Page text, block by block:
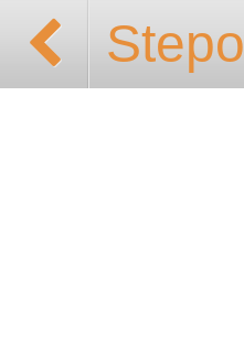
Stepo